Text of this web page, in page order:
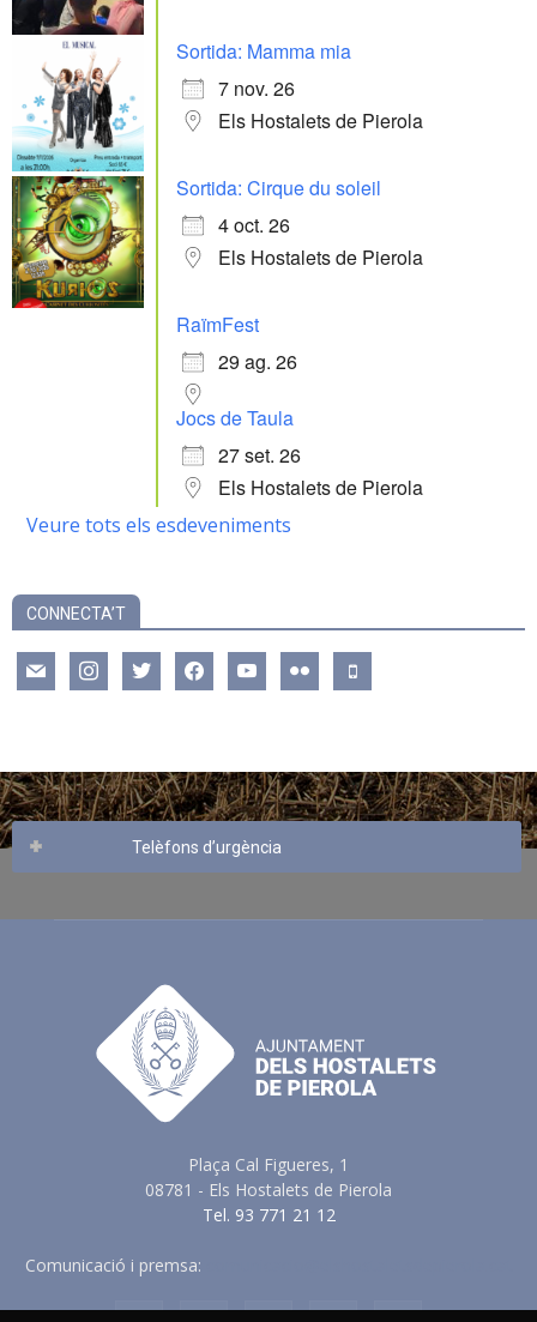
Sortida: Mamma mia
7 nov. 26
Els Hostalets de Pierola
Sortida: Cirque du soleil
4 oct. 26
Els Hostalets de Pierola
RaïmFest
29 ag. 26
Jocs de Taula
27 set. 26
Els Hostalets de Pierola
Veure tots els esdeveniments
CONNECTA’T
mail instagramtwitter facebookyoutube flickr mobile
Telèfons d’urgència
Plaça Cal Figueres, 1
08781 - Els Hostalets de Pierola
Tel. 93 771 21 12
Comunicació i premsa: